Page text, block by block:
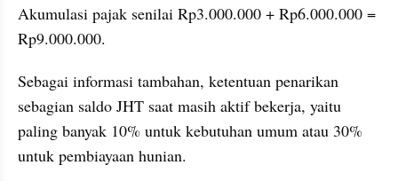
Akumulasi pajak senilai Rp3.000.000 + Rp6.000.000 =
Rp9.000.000.
Sebagai informasi tambahan, ketentuan penarikan
sebagian saldo JHT saat masih aktif bekerja, yaitu
paling banyak 10% untuk kebutuhan umum atau 30%
untuk pembiayaan hunian.